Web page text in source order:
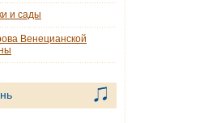
и сады
Венецианской